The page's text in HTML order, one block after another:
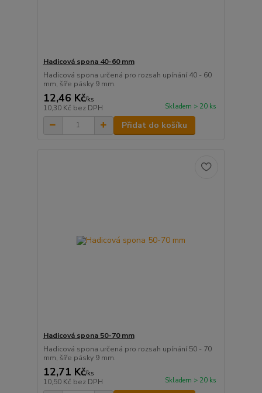
Hadicová spona 40-60 mm
Hadicová spona určená pro rozsah upínání 40 - 60
mm, šíře pásky 9 mm.
12,46 Kč/ks
10,30 Kč bez DPH Skladem > 20 ks
Přidat do košíku
Hadicová spona 50-70 mm
Hadicová spona určená pro rozsah upínání 50 - 70
mm, šíře pásky 9 mm.
12,71 Kč/ks
10,50 Kč bez DPH Skladem > 20 ks